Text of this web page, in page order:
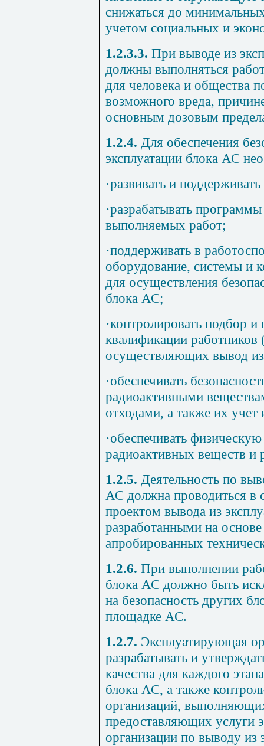
снижаться до
учетом социальных и
1.2.3.3. При выводе из
должны выполняться
для человека и общества
возможного вреда,
основным дозовым
1.2.4. Для обеспечения
эксплуатации блока АС
·развивать и
·разрабатывать
выполняемых работ;
·поддерживать в
оборудование, системы и
для осуществления
блока АС;
·контролировать подбор
квалификации работников
осуществляющих вывод
·обеспечивать
радиоактивными
отходами, а также их учет
·обеспечивать
радиоактивных веществ и
1.2.5. Деятельность по
АС должна проводиться в
проектом вывода из
разработанными на
апробированных
1.2.6. При выполнении
блока АС должно быть
на безопасность других
площадке АС.
1.2.7. Эксплуатирующая
разрабатывать и
качества для каждого
блока АС, а также
организаций,
предоставляющих услуги
организации по выводу из